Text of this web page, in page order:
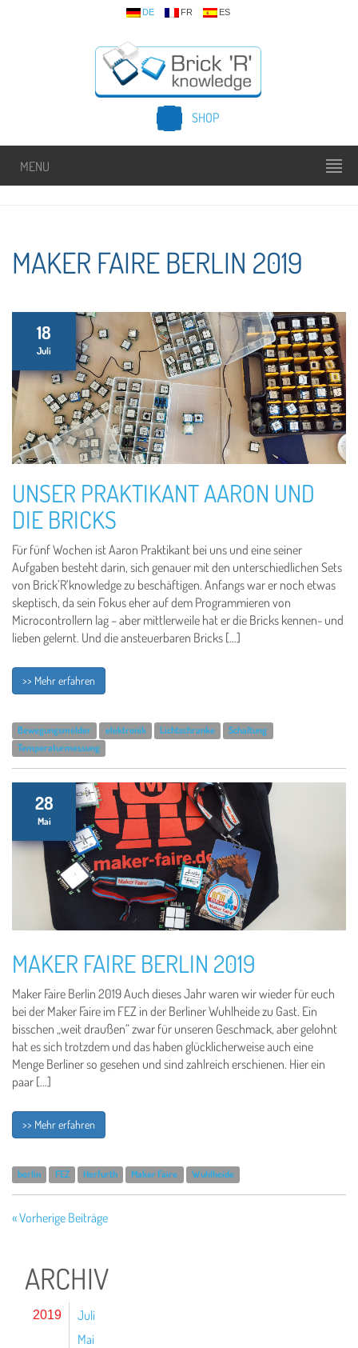
DE FR ES
SHOP
MENU
MAKER FAIRE BERLIN 2019
18
Juli
UNSER PRAKTIKANT AARON UND
DIE BRICKS
Für fünf Wochen ist Aaron Praktikant bei uns und eine seiner
Aufgaben besteht darin, sich genauer mit den unterschiedlichen Sets
von Brick’R’knowledge zu beschäftigen. Anfangs war er noch etwas
skeptisch, da sein Fokus eher auf dem Programmieren von
Microcontrollern lag – aber mittlerweile hat er die Bricks kennen- und
lieben gelernt. Und die ansteuerbaren Bricks […]
>> Mehr erfahren
Bewegungsmelder elektronik Lichtschranke
Schaltung
Temperaturmessung
28
Mai
MAKER FAIRE BERLIN 2019
Maker Faire Berlin 2019 Auch dieses Jahr waren wir wieder für euch
bei der Maker Faire im FEZ in der Berliner Wuhlheide zu Gast. Ein
bisschen „weit draußen“ zwar für unseren Geschmack, aber gelohnt
hat es sich trotzdem und das haben glücklicherweise auch eine
Menge Berliner so gesehen und sind zahlreich erschienen. Hier ein
paar […]
>> Mehr erfahren
berlin FEZ Herfurth Maker Faire Wuhlheide
« Vorherige Beiträge
ARCHIV
2019
Juli
Mai